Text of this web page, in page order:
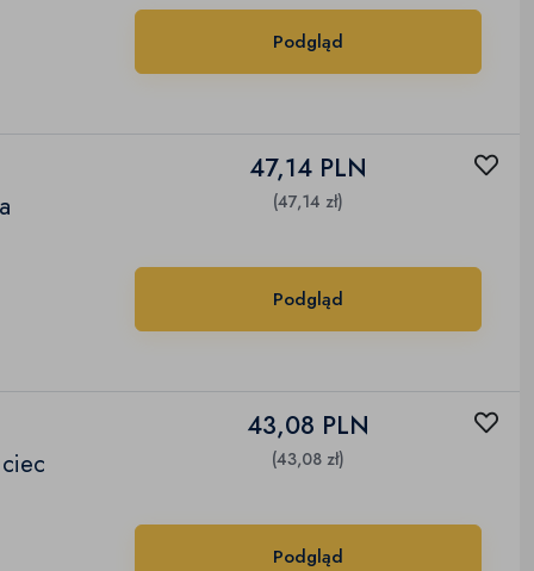
Podgląd
47,14 PLN
(47,14 zł)
Podgląd
43,08 PLN
(43,08 zł)
Podgląd